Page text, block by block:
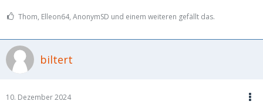
Thom, Elleon64, AnonymSD und einem weiteren gefällt das.
biltert
10. Dezember 2024